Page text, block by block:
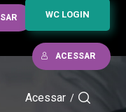
WC LOGIN
ACESSAR
Acessar /